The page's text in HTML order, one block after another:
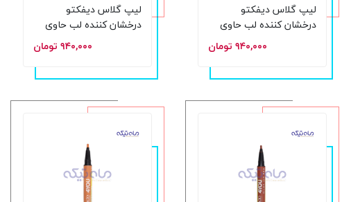
لیپ گلاس دیفکتو
درخشان کننده لب حاوی
ویتامین شماره L03 حجم۹۴۰,۰۰۰ تومان
لیپ گلاس دیفکتو
درخشان کننده لب حاوی
ویتامین شماره L02 حجم۹۴۰,۰۰۰ تومان